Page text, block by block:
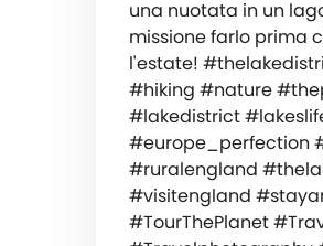
una nuotata in un
missione farlo prima
l'estate!
#hiking #nature
#lakedistrict
#europe_perfection
#ruralengland
#visitengland
#TourThePlanet